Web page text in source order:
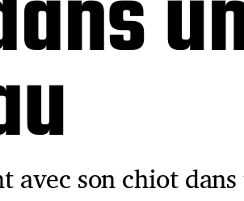
avec son chiot